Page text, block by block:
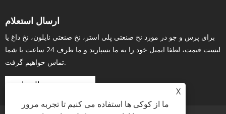
ارسال استعلام
برای پرس و جو در مورد نخ صنعتی پلی استر، نخ صنعتی نایلون، نخ داغ یا
لیست قیمت، لطفا ایمیل خود را به ما بسپارید و ما ظرف 24 ساعت با شما
تماس خواهیم گرفت.
پرس و جو در حال حاضر
X
ما از کوکی ها استفاده می کنیم تا تجربه مرور